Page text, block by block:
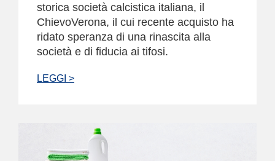
storica società calcistica italiana, il
ChievoVerona, il cui recente acquisto ha
ridato speranza di una rinascita alla
società e di fiducia ai tifosi.
LEGGI >